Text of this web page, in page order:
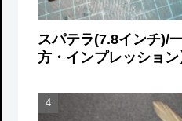
スパテラ(7.8インチ)/
方・インプレッション